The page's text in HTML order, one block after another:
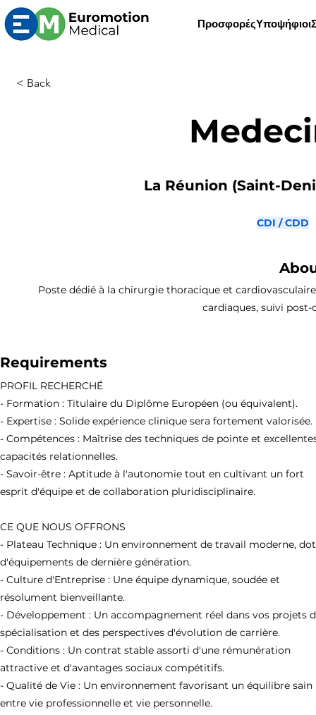
ΠροσφορέςΥποψήφιοι
< Back
La Réunion (Saint-
CDI / CDD
Poste dédié à la chirurgie thoracique et
cardiaques, suivi
Requirements
PROFIL RECHERCHÉ
- Formation : Titulaire du Diplôme Européen (ou équivalent).
- Expertise : Solide expérience clinique sera fortement valorisée.
- Compétences : Maîtrise des techniques de pointe et
capacités relationnelles.
- Savoir-être : Aptitude à l'autonomie tout en cultivant un fort
esprit d'équipe et de collaboration pluridisciplinaire.
CE QUE NOUS OFFRONS
- Plateau Technique : Un environnement de travail moderne,
d'équipements de dernière génération.
- Culture d'Entreprise : Une équipe dynamique, soudée et
résolument bienveillante.
- Développement : Un accompagnement réel dans vos projets
spécialisation et des perspectives d'évolution de carrière.
- Conditions : Un contrat stable assorti d'une rémunération
attractive et d'avantages sociaux compétitifs.
- Qualité de Vie : Un environnement favorisant un équilibre sain
entre vie professionnelle et vie personnelle.